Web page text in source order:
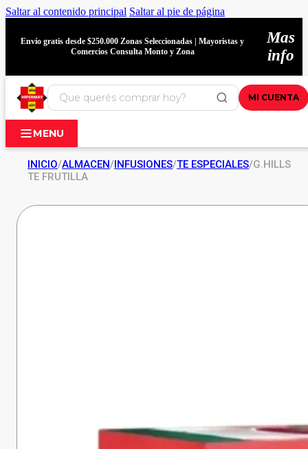
Saltar al contenido principal Saltar al pie de página
Envío gratis desde $250.000 Zonas Seleccionadas | Mayoristas y
Comercios Consulta Monto y Zona
Mas
info
MI CUENTA
MENU
INICIO/ALMACEN/INFUSIONES/TE ESPECIALES/G.HILLS
TE FRUTILLA